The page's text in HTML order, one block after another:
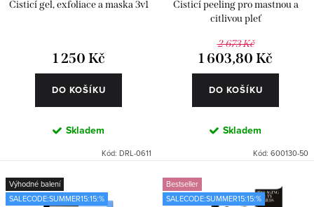
Čisticí gel, exfoliace a maska 3v1
1 250 Kč
DO KOŠÍKU
Skladem
Kód: DRL-0611
Čisticí peeling pro mastnou a
citlivou pleť
2 673 Kč
1 603,80 Kč
DO KOŠÍKU
Skladem
Kód: 600130-50
Výhodné balení
SALECODE:SUMMER15:15:%
Bestseller
SALECODE:SUMMER15:15:%